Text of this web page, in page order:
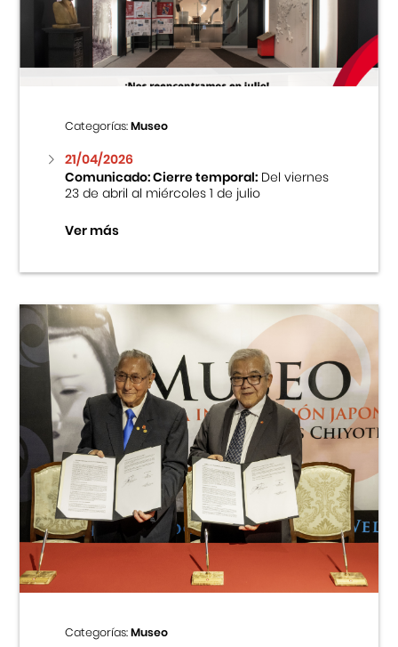
Centro Cultural Peruano Japonés
Museo de la Inmigración Japonesa
Fondo Editorial
Teatro Peruano Japonés
Categorías:Museo
21/04/2026
Comunicado: Cierre temporal:Del viernes
23 de abril al miércoles 1 de julio
Ver más
Categorías:Museo